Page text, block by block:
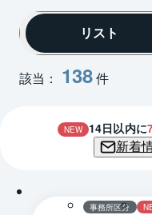
該当： 138件
リスト
NEW 14日以内に
新着
事務所区分